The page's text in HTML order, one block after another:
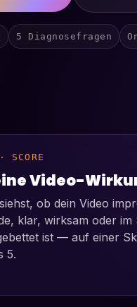
5 Diagnosefragen
SCORE
Video-
ob dein Video
klar, wirksam oder im
ist — auf einer
5.